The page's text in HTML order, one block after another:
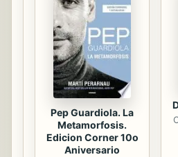
oraciones
diseñadas para
sobrellevar cada
la Palabra de
Alimento
Pep Guardiola. La
Metamorfosis.
Edicion Corner 10o
Aniversario